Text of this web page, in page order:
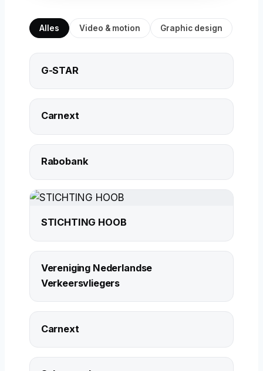
Alles Video & motion Graphic design
G-STAR
Carnext
Rabobank
STICHTING HOOB
Vereniging Nederlandse
Verkeersvliegers
Carnext